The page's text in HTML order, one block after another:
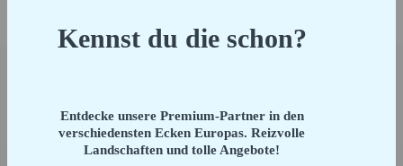
Kennst du die schon?
Entdecke unsere Premium-Partner in den
verschiedensten Ecken Europas. Reizvolle
Landschaften und tolle Angebote!